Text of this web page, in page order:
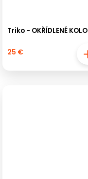
Triko - OKŘÍDLENÉ KOLO
25 €